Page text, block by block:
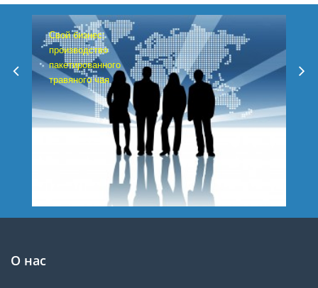
Свой бизнес:
производство
пакетированного
травяного чая
О нас